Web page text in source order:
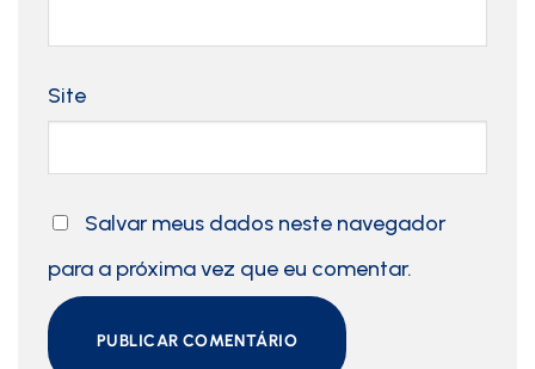
Site
Salvar meus dados neste navegador
para a próxima vez que eu comentar.